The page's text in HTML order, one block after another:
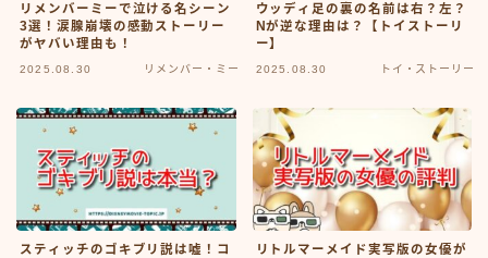
リメンバーミーで泣ける名シーン
3選！涙腺崩壊の感動ストーリー
がヤバい理由も！
2025.08.30 リメンバー・ミー
ウッディ足の裏の名前は右？左？
Nが逆な理由は？【トイストーリ
ー】
2025.08.30 トイ・ストーリー
スティッチのゴキブリ説は嘘！コ
リトルマーメイド実写版の女優が